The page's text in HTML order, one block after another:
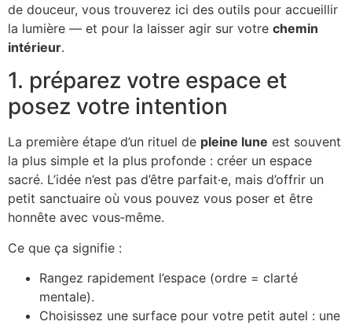
de douceur, vous trouverez ici des outils pour accueillir
la lumière — et pour la laisser agir sur votre chemin
intérieur.
1. préparez votre espace et
posez votre intention
La première étape d’un rituel de pleine lune est souvent
la plus simple et la plus profonde : créer un espace
sacré. L’idée n’est pas d’être parfait·e, mais d’offrir un
petit sanctuaire où vous pouvez vous poser et être
honnête avec vous‑même.
Ce que ça signifie :
Rangez rapidement l’espace (ordre = clarté
mentale).
Choisissez une surface pour votre petit autel : une